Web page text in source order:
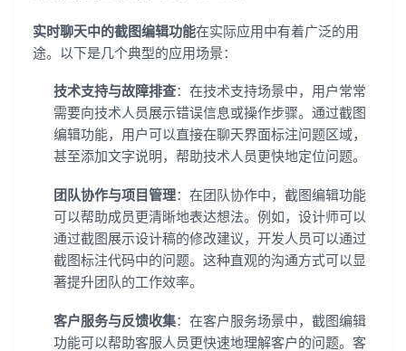
实时聊天中的截图编辑功能在实际应用中有着广泛的用
途。以下是几个典型的应用场景：
技术支持与故障排查：在技术支持场景中，用户常常
需要向技术人员展示错误信息或操作步骤。通过截图
编辑功能，用户可以直接在聊天界面标注问题区域，
甚至添加文字说明，帮助技术人员更快地定位问题。
团队协作与项目管理：在团队协作中，截图编辑功能
可以帮助成员更清晰地表达想法。例如，设计师可以
通过截图展示设计稿的修改建议，开发人员可以通过
截图标注代码中的问题。这种直观的沟通方式可以显
著提升团队的工作效率。
客户服务与反馈收集：在客户服务场景中，截图编辑
功能可以帮助客服人员更快速地理解客户的问题。客